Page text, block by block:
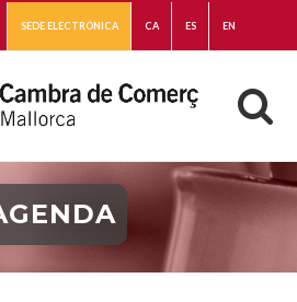
SEDE ELECTRÓNICA CA ES EN